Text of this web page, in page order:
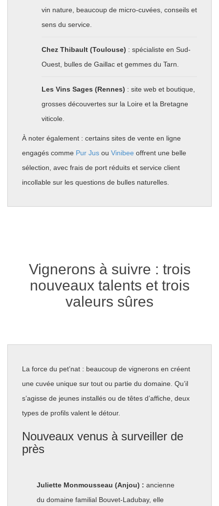
vin nature, beaucoup de micro-cuvées, conseils et
sens du service.
Chez Thibault (Toulouse) : spécialiste en Sud-
Ouest, bulles de Gaillac et gemmes du Tarn.
Les Vins Sages (Rennes) : site web et boutique,
grosses découvertes sur la Loire et la Bretagne
viticole.
À noter également : certains sites de vente en ligne
engagés comme Pur Jus ou Vinibee offrent une belle
sélection, avec frais de port réduits et service client
incollable sur les questions de bulles naturelles.
Vignerons à suivre : trois
nouveaux talents et trois
valeurs sûres
La force du pet’nat : beaucoup de vignerons en créent
une cuvée unique sur tout ou partie du domaine. Qu’il
s’agisse de jeunes installés ou de têtes d’affiche, deux
types de profils valent le détour.
Nouveaux venus à surveiller de
près
Juliette Monmousseau (Anjou) : ancienne
du domaine familial Bouvet-Ladubay, elle